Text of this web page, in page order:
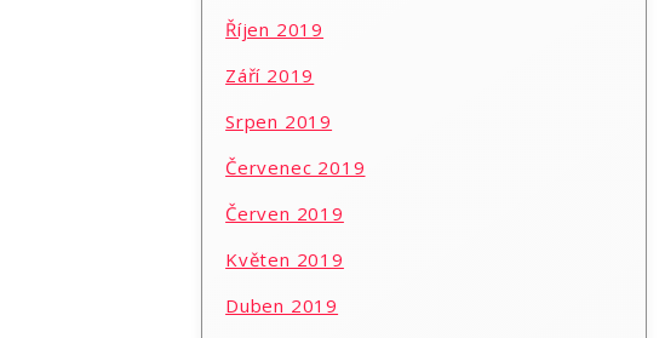
Říjen 2019
Září 2019
Srpen 2019
Červenec 2019
Červen 2019
Květen 2019
Duben 2019